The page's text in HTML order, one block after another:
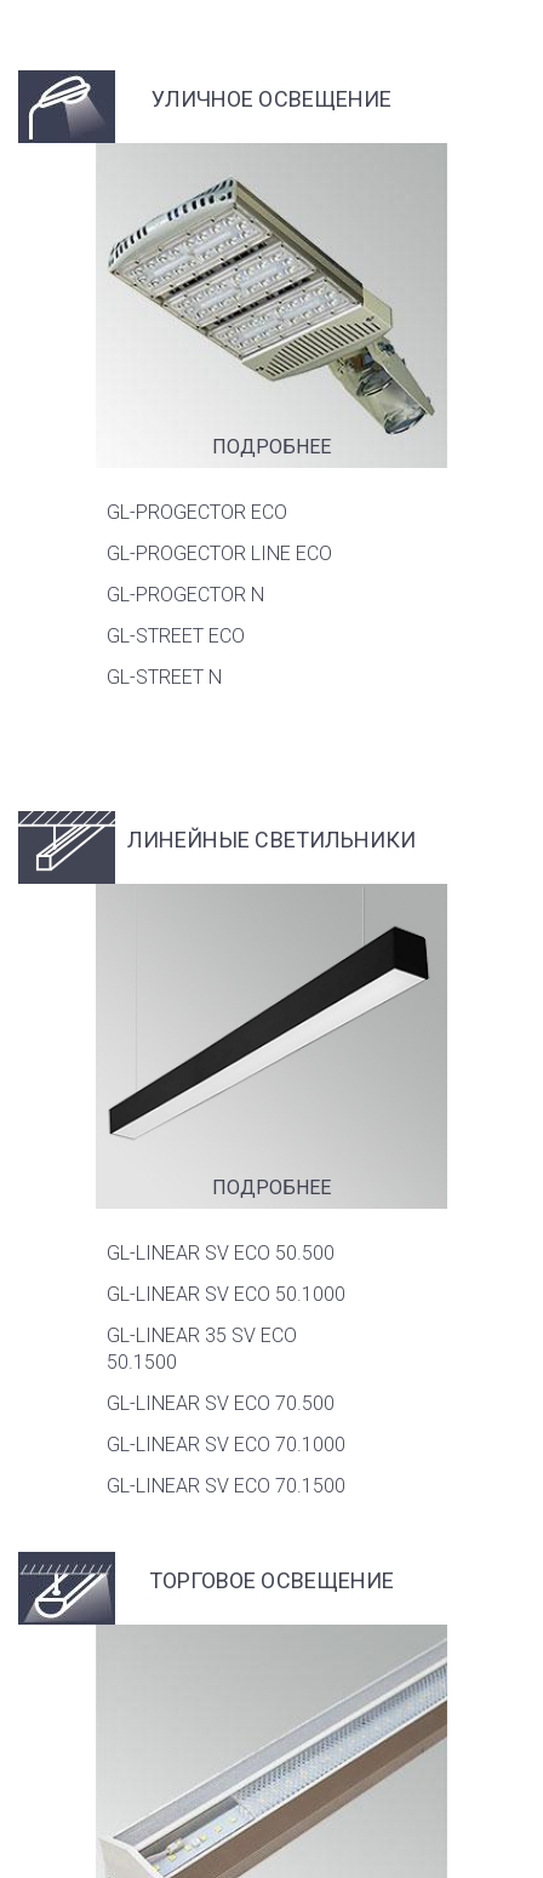
УЛИЧНОЕ ОСВЕЩЕНИЕ
GL-PROGECTOR ECO
GL-PROGECTOR LINE ECO
GL-PROGECTOR N
GL-STREET ECO
GL-STREET N
ПОДРОБНЕЕ
ЛИНЕЙНЫЕ СВЕТИЛЬНИКИ
GL-LINEAR SV ECO 50.500
GL-LINEAR SV ECO 50.1000
GL-LINEAR 35 SV ECO
50.1500
GL-LINEAR SV ECO 70.500
GL-LINEAR SV ECO 70.1000
GL-LINEAR SV ECO 70.1500
ПОДРОБНЕЕ
ТОРГОВОЕ ОСВЕЩЕНИЕ